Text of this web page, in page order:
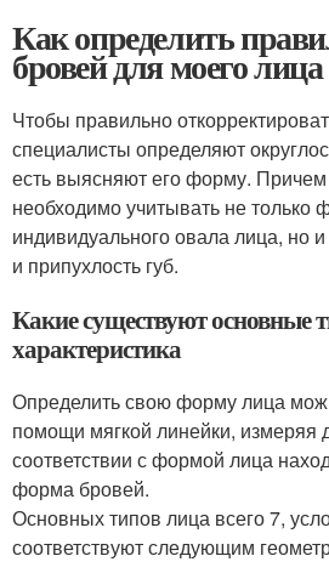
Как определить
бровей для моего лица
Чтобы правильно
специалисты определяют
есть выясняют его форму.
необходимо учитывать не только
индивидуального овала лица, но
и припухлость губ.
Какие существуют основные
характеристика
Определить свою форму лица
помощи мягкой линейки, измеряя
соответствии с формой лица
форма бровей.
Основных типов лица всего 7,
соответствуют следующим